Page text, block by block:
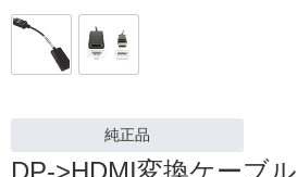
純正品
DP->HDMI変換ケーブル